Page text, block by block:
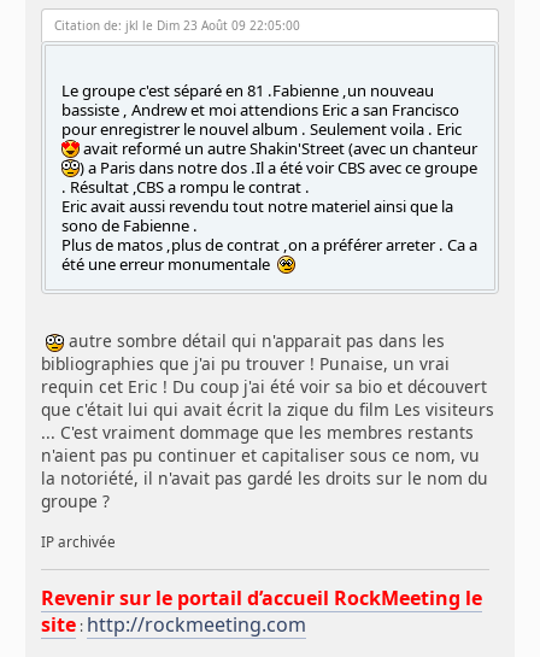
Citation de: jkl le Dim 23 Août 09 22:05:00
Le groupe c'est séparé en 81 .Fabienne ,un nouveau
bassiste , Andrew et moi attendions Eric a san Francisco
pour enregistrer le nouvel album . Seulement voila . Eric
avait reformé un autre Shakin'Street (avec un chanteur
) a Paris dans notre dos .Il a été voir CBS avec ce groupe
. Résultat ,CBS a rompu le contrat .
Eric avait aussi revendu tout notre materiel ainsi que la
sono de Fabienne .
Plus de matos ,plus de contrat ,on a préférer arreter . Ca a
été une erreur monumentale
autre sombre détail qui n'apparait pas dans les
bibliographies que j'ai pu trouver ! Punaise, un vrai
requin cet Eric ! Du coup j'ai été voir sa bio et découvert
que c'était lui qui avait écrit la zique du film Les visiteurs
... C'est vraiment dommage que les membres restants
n'aient pas pu continuer et capitaliser sous ce nom, vu
la notoriété, il n'avait pas gardé les droits sur le nom du
groupe ?
IP archivée
Revenir sur le portail d’accueil RockMeeting le
site : http://rockmeeting.com